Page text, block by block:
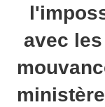
avec